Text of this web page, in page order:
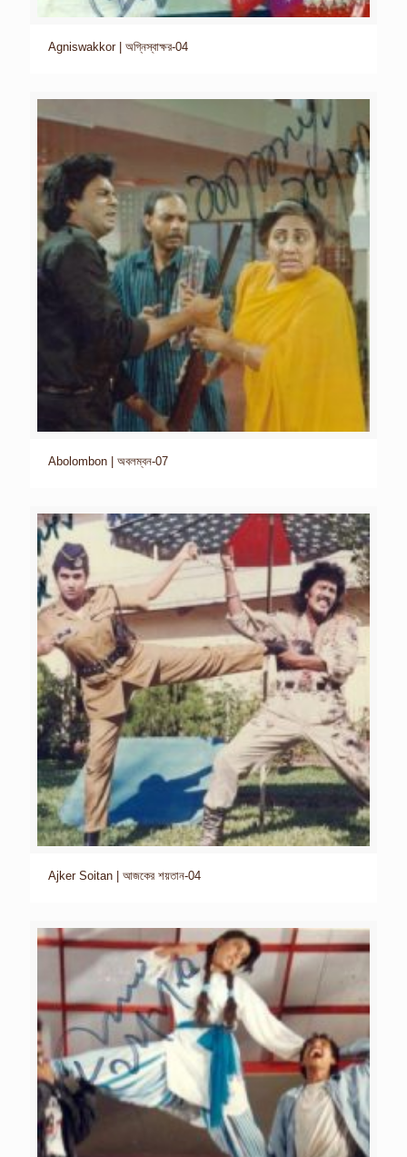
Agniswakkor | অগ্নিস্বাক্ষর-04
Abolombon | অবলম্বন-07
Ajker Soitan | আজকের শয়তান-04